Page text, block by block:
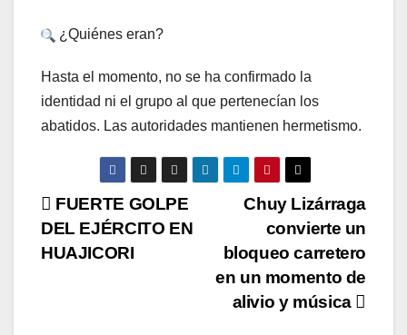
¿Quiénes eran?
Hasta el momento, no se ha confirmado la
identidad ni el grupo al que pertenecían los
abatidos. Las autoridades mantienen hermetismo.
N
a
Chuy Lizárraga
convierte un
bloqueo carretero
en un momento de
alivio y música
FUERTE GOLPE
DEL EJÉRCITO EN
HUAJICORI